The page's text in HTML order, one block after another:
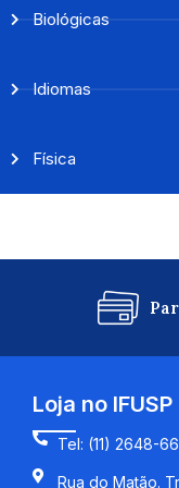
Biológicas
Idiomas
Física
Loja no IFUSP
Tel: (11) 2648-
Rua do Matão.